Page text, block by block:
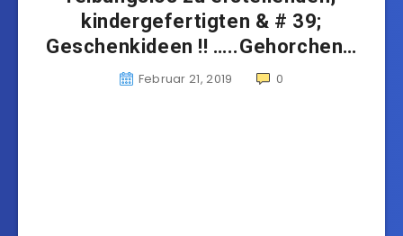
kindergefertigten & # 39;
Geschenkideen !! …..Gehorchen…
Februar 21, 2019 0